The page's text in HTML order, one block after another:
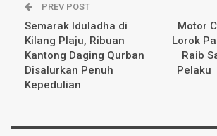
PREV POST
Semarak Iduladha di
Kilang Plaju, Ribuan
Kantong Daging Qurban
Disalurkan Penuh
Kepedulian
Motor
Lorok
Raib
Pelaku